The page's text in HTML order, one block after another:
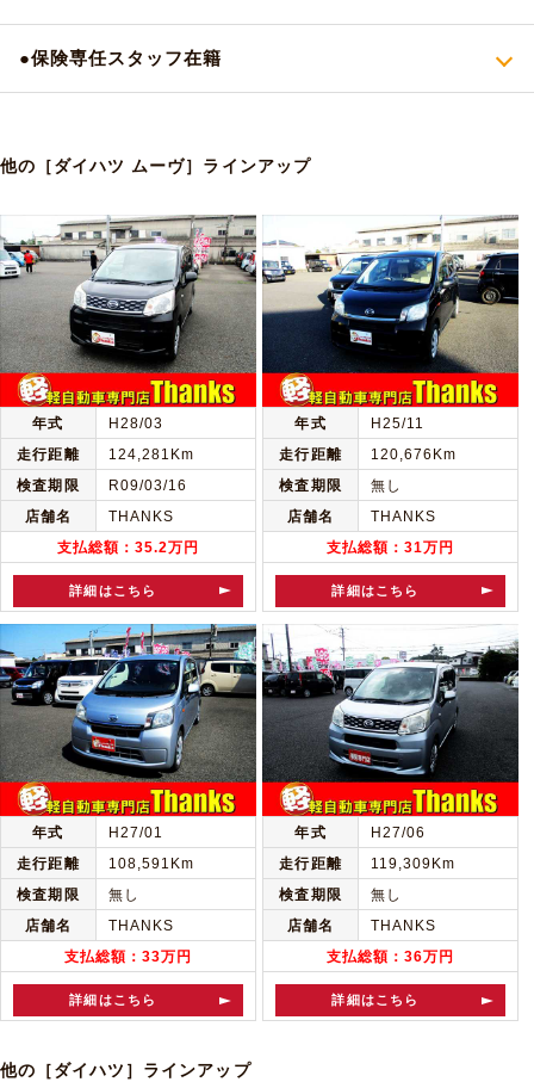
●保険専任スタッフ在籍
他の［ダイハツ ムーヴ］ラインアップ
年式
H28/03
走行距離
124,281Km
検査期限
R09/03/16
店舗名
THANKS
支払総額：35.2万円
詳細はこちら
年式
H25/11
走行距離
120,676Km
検査期限
無し
店舗名
THANKS
支払総額：31万円
詳細はこちら
年式
H27/01
走行距離
108,591Km
検査期限
無し
店舗名
THANKS
支払総額：33万円
詳細はこちら
年式
H27/06
走行距離
119,309Km
検査期限
無し
店舗名
THANKS
支払総額：36万円
詳細はこちら
他の［ダイハツ］ラインアップ